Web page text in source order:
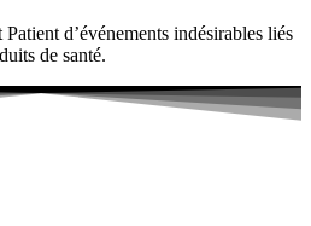
d’événements indésirables liés
de santé.